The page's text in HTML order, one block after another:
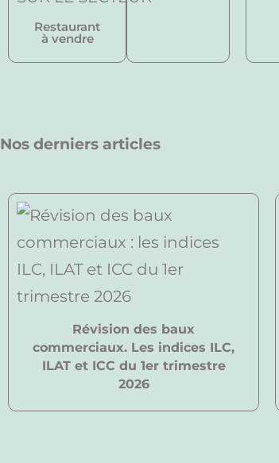
Restaurant
à vendre
Nos derniers articles
Révision des baux
commerciaux. Les indices ILC,
ILAT et ICC du 1er trimestre
2026